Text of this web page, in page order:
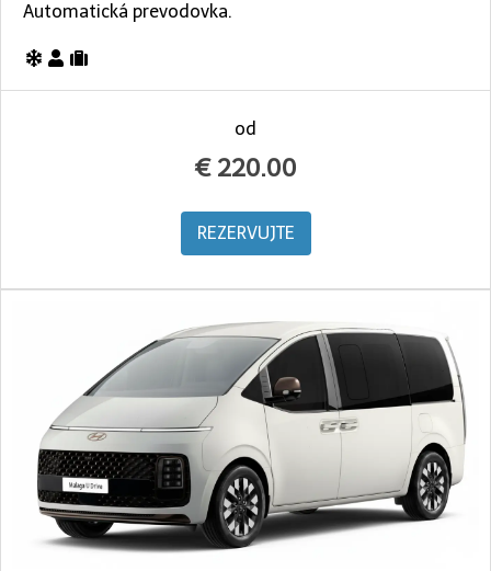
Automatická prevodovka.
od
€ 220.00
REZERVUJTE